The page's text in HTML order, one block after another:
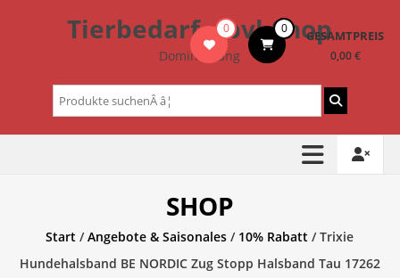
Tierbedarf – bvl-Shop
Dominik Lang
0 0 GESAMTPREIS
0,00 €
Suchen
nach:
SHOP
Start /Angebote & Saisonales / 10% Rabatt / Trixie
Hundehalsband BE NORDIC Zug Stopp Halsband Tau 17262